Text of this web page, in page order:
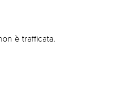
è trafficata.